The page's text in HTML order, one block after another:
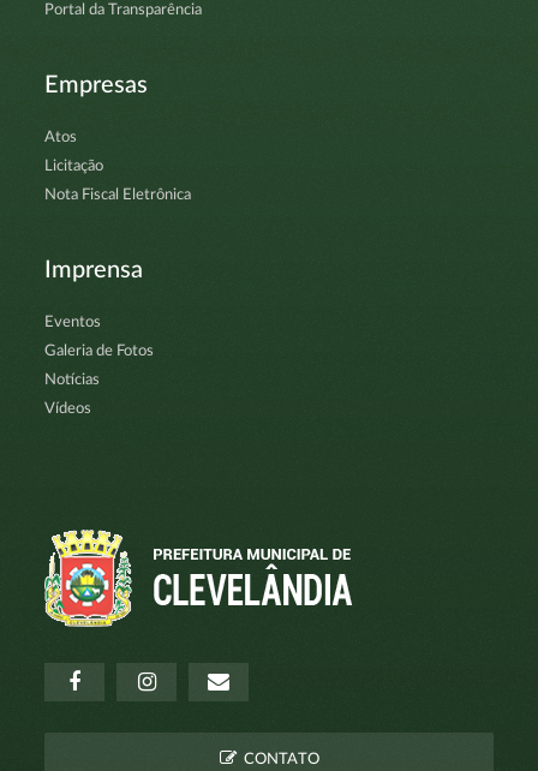
Portal da Transparência
Empresas
Atos
Licitação
Nota Fiscal Eletrônica
Imprensa
Eventos
Galeria de Fotos
Notícias
Vídeos
CONTATO